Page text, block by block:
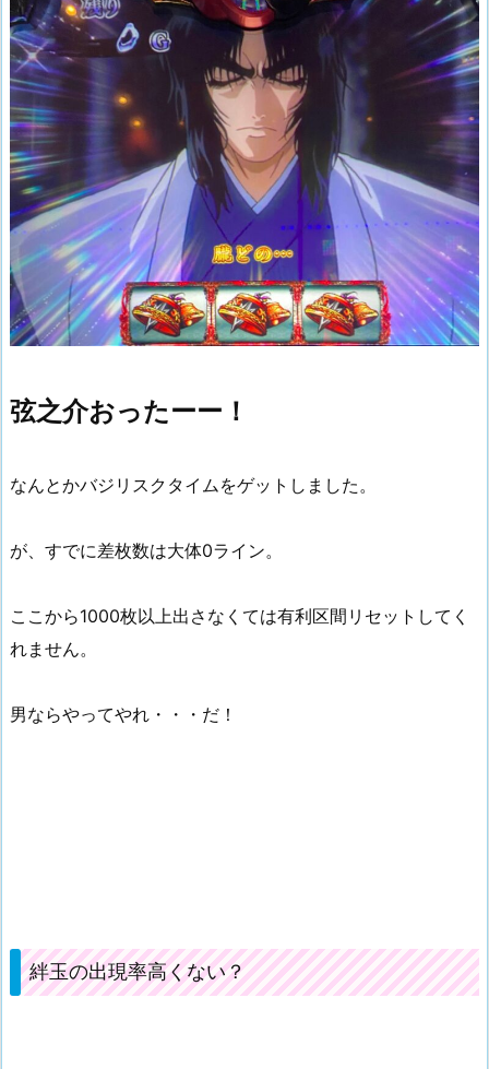
弦之介おったーー！
なんとかバジリスクタイムをゲットしました。
が、すでに差枚数は大体0ライン。
ここから1000枚以上出さなくては有利区間リセットしてく
れません。
男ならやってやれ・・・だ！
絆玉の出現率高くない？